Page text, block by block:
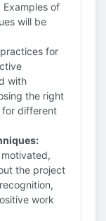
of
will be
for
with
the right
for different
the project
work